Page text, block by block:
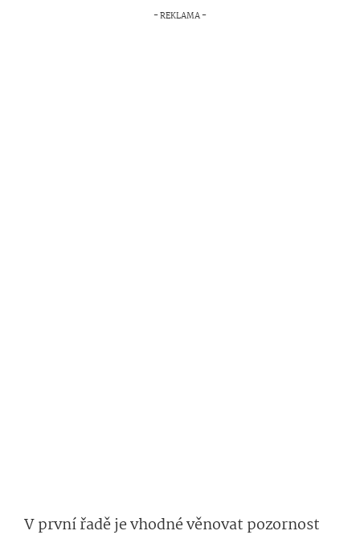
V první řadě je vhodné věnovat pozornost